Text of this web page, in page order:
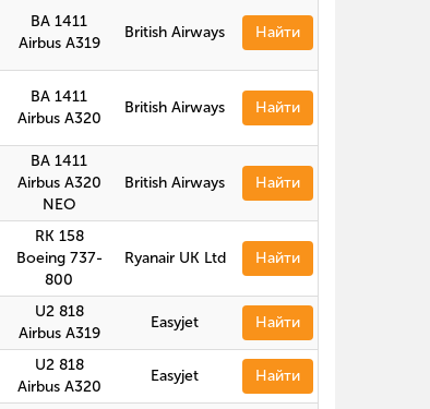
BA 1411
Airbus A319
British Airways Найти
BA 1411
Airbus А320
British Airways Найти
BA 1411
Airbus A320
NEO
British Airways Найти
RK 158
Boeing 737-
800
Ryanair UK Ltd Найти
U2 818
Airbus A319
Easyjet Найти
U2 818
Airbus А320
Easyjet Найти